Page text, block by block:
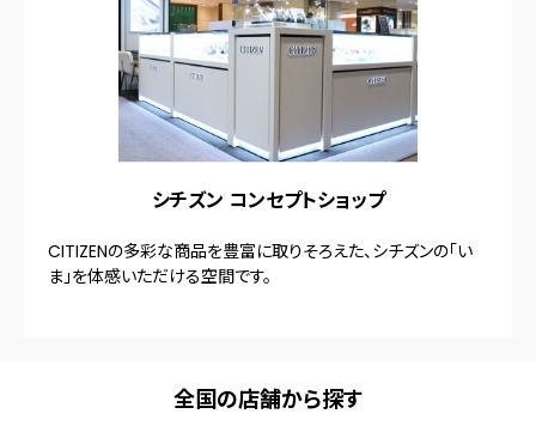
シチズン コンセプトショップ
CITIZENの多彩な商品を豊富に取りそろえた、シチズンの「い
ま」を体感いただける空間です。
全国の店舗から探す